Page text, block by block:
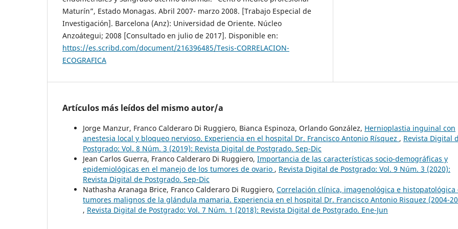
Maturín”, Estado Monagas. Abril 2007- marzo 2008. [Trabajo Especial de
Investigación]. Barcelona (Anz): Universidad de Oriente. Núcleo
Anzoátegui; 2008 [Consultado en julio de 2017]. Disponible en:
https://es.scribd.com/document/216396485/Tesis-CORRELACION-
ECOGRAFICA
Artículos más leídos del mismo autor/a
Jorge Manzur, Franco Calderaro Di Ruggiero, Bianca Espinoza, Orlando González, Hernioplastia inguinal con
anestesia local y bloqueo nervioso. Experiencia en el hospital Dr. Francisco Antonio Rísquez , Revista Digital
Postgrado: Vol. 8 Núm. 3 (2019): Revista Digital de Postgrado. Sep-Dic
Jean Carlos Guerra, Franco Calderaro Di Ruggiero, Importancia de las características socio-demográficas y
epidemiológicas en el manejo de los tumores de ovario , Revista Digital de Postgrado: Vol. 9 Núm. 3 (2020):
Revista Digital de Postgrado. Sep-Dic
Nathasha Aranaga Brice, Franco Calderaro Di Ruggiero, Correlación clínica, imagenológica e histopatológica
tumores malignos de la glándula mamaria. Experiencia en el hospital Dr. Francisco Antonio Risquez (2004-
, Revista Digital de Postgrado: Vol. 7 Núm. 1 (2018): Revista Digital de Postgrado. Ene-Jun